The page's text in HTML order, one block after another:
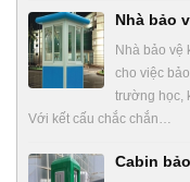
Nhà bảo
Nhà bảo vệ
cho việc
trường học,
Với kết cấu chắc chắn…
Cabin